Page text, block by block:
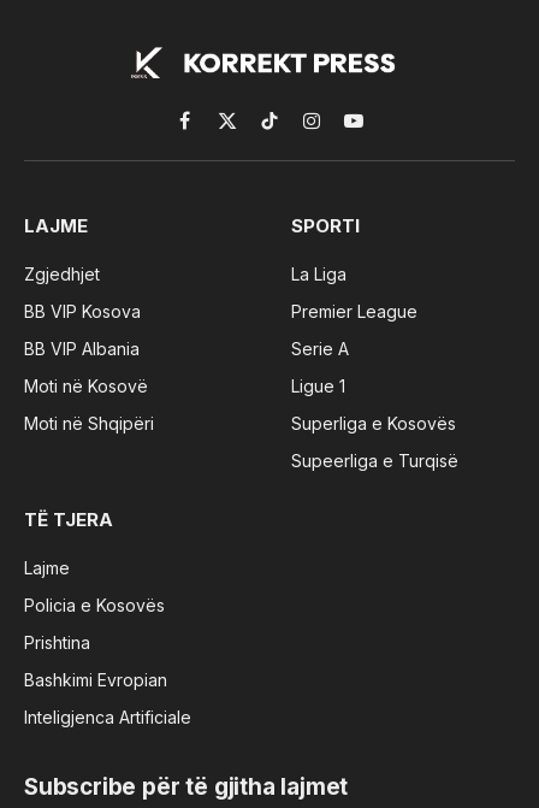
Facebook
X
(Twitter)
TikTokInstagramYouTube
LAJME
Zgjedhjet
BB VIP Kosova
BB VIP Albania
Moti në Kosovë
Moti në Shqipëri
SPORTI
La Liga
Premier League
Serie A
Ligue 1
Superliga e Kosovës
Supeerliga e Turqisë
TË TJERA
Lajme
Policia e Kosovës
Prishtina
Bashkimi Evropian
Inteligjenca Artificiale
Subscribe për të gjitha lajmet